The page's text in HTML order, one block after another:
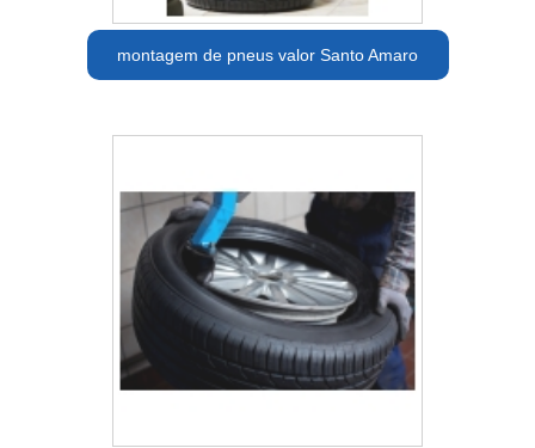
montagem de pneus valor Santo Amaro